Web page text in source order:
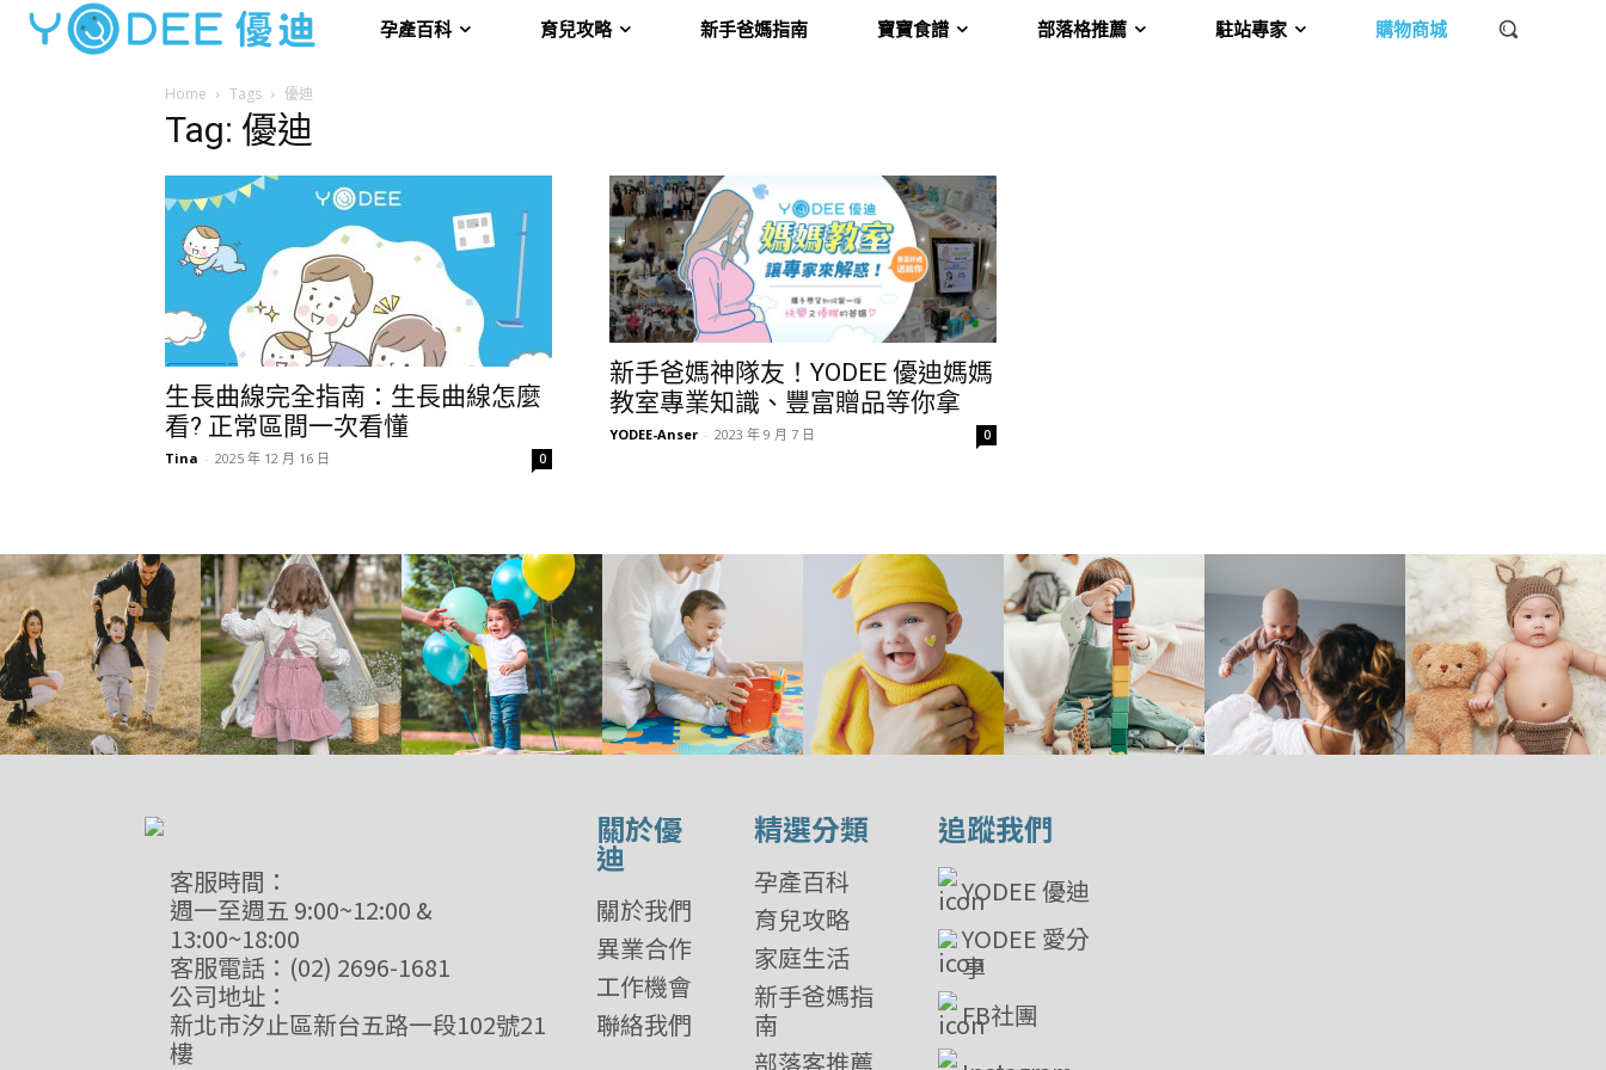
孕產百科 育兒攻略 新手爸媽指南 寶寶食譜 部落格推薦 駐站專家 購物商城
Home Tags 優迪
Tag: 優迪
生長曲線完全指南：生長曲線怎麼
看? 正常區間一次看懂
Tina - 2025 年 12 月 16 日 0
新手爸媽神隊友！YODEE 優迪媽媽
教室專業知識、豐富贈品等你拿
YODEE-Anser - 2023 年 9 月 7 日 0
客服時間：
週一至週五 9:00~12:00 &
13:00~18:00
客服電話：(02) 2696-1681
公司地址：
新北市汐止區新台五路一段102號21
樓
關於優
迪
關於我們
異業合作
工作機會
聯絡我們
精選分類
孕產百科
育兒攻略
家庭生活
新手爸媽指
南
部落客推薦
追蹤我們
YODEE 優迪
YODEE 愛分
享
FB社團